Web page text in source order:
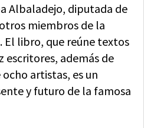
Albaladejo, diputada de
miembros de la
El libro, que reúne textos
escritores, además de
artistas, es un
y futuro de la famosa